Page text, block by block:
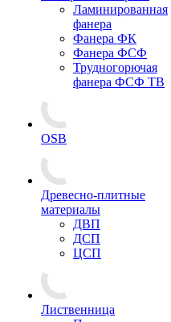
Ламинированная
фанера
Фанера ФК
Фанера ФСФ
Трудногорючая
фанера ФСФ ТВ
OSB
Древесно-плитные
материалы
ДВП
ДСП
ЦСП
Лиственница